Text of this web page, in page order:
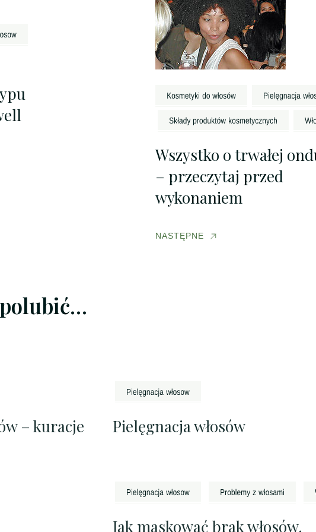
Wszystko o trwałej
– przeczytaj przed
wykonaniem
NASTĘPNE
– kuracje Pielęgnacja włosów
Jak maskować brak włosów.